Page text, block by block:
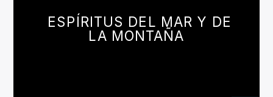
ARTISTAESPÍRITUS DEL MAR Y DE
LA MONTAÑA